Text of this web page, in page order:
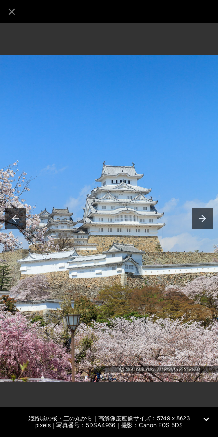
姫路城の桜・三の丸から｜高解像度画像サイズ：5749 x 8623
pixels｜写真番号：5DSA4966｜撮影：Canon EOS 5DS